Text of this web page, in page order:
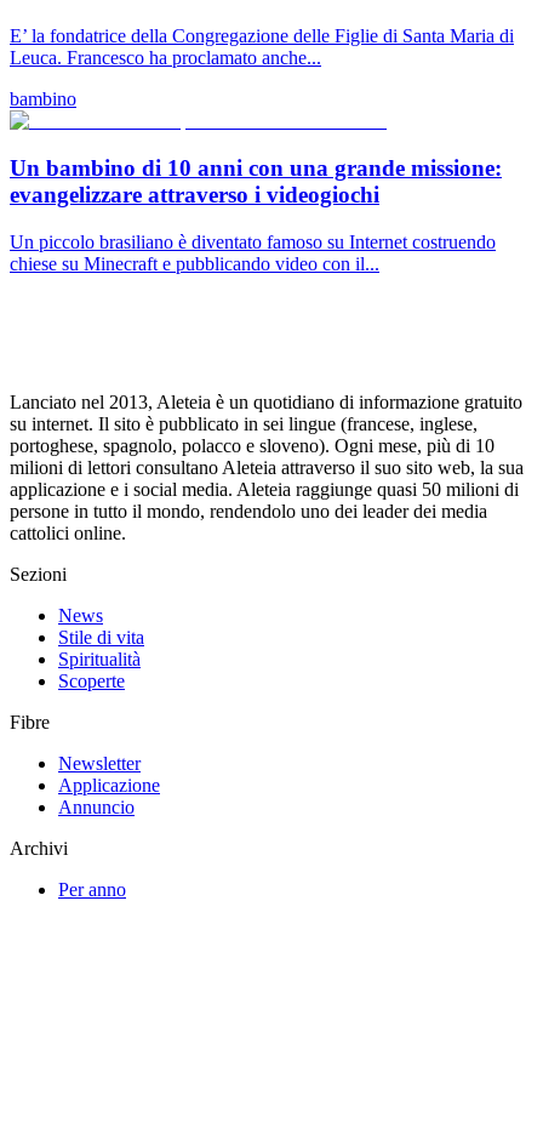
E’ la fondatrice della Congregazione delle Figlie di Santa Maria di
Leuca. Francesco ha proclamato anche...
bambino
Un bambino di 10 anni con una grande missione:
evangelizzare attraverso i videogiochi
Un piccolo brasiliano è diventato famoso su Internet costruendo
chiese su Minecraft e pubblicando video con il...
Lanciato nel 2013, Aleteia è un quotidiano di informazione gratuito
su internet. Il sito è pubblicato in sei lingue (francese, inglese,
portoghese, spagnolo, polacco e sloveno). Ogni mese, più di 10
milioni di lettori consultano Aleteia attraverso il suo sito web, la sua
applicazione e i social media. Aleteia raggiunge quasi 50 milioni di
persone in tutto il mondo, rendendolo uno dei leader dei media
cattolici online.
Sezioni
News
Stile di vita
Spiritualità
Scoperte
Fibre
Newsletter
Applicazione
Annuncio
Archivi
Per anno